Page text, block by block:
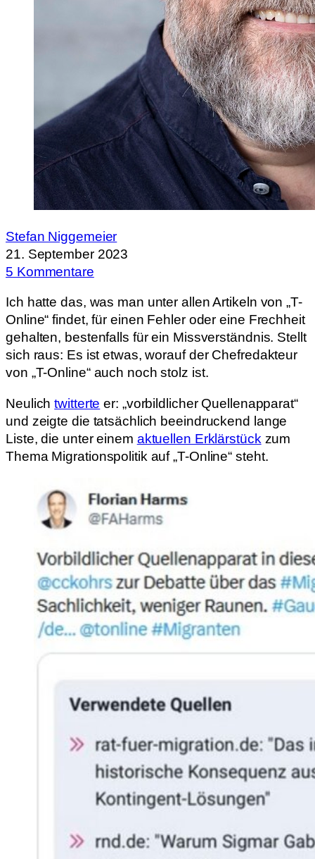
Stefan Niggemeier
21. September 2023
5 Kommentare
Ich hatte das, was man unter allen Artikeln von „T-
Online“ findet, für einen Fehler oder eine Frechheit
gehalten, bestenfalls für ein Missverständnis. Stellt
sich raus: Es ist etwas, worauf der Chefredakteur
von „T-Online“ auch noch stolz ist.
Neulichtwitterte er: „vorbildlicher Quellenapparat“
und zeigte die tatsächlich beeindruckend lange
Liste, die unter einem aktuellen Erklärstück zum
Thema Migrationspolitik auf „T-Online“ steht.